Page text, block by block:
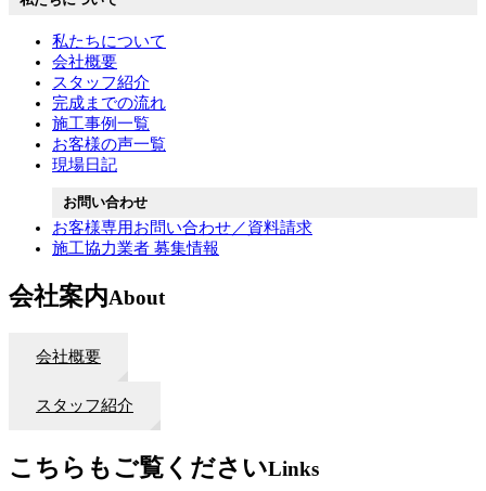
私たちについて
会社概要
スタッフ紹介
完成までの流れ
施工事例一覧
お客様の声一覧
現場日記
お問い合わせ
お客様専用お問い合わせ／資料請求
施工協力業者 募集情報
会社案内About
会社概要
スタッフ紹介
こちらもご覧くださいLinks